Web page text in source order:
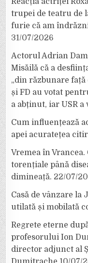
trupei de teatru de
furie că am
31/07/2026
Actorul Adrian
Misăilă că a
„din răzbunare față
și FD au votat
a abținut, iar USR
Cum influențează
apei acuratețea
Vremea în
torențiale până
dimineață. 22/07/
Casă de vânzare la
utilată și mobilată
Regrete eterne
profesorului Ion
director adjunct al